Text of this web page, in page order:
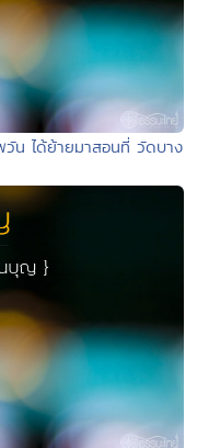
น ได้ย้ายมาสอนที่ วัดบาง